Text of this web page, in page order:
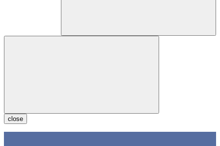
close